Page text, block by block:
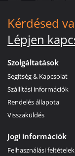
Kérdésed
Lépjen
Szolgáltatások
Segítség & Kapcsolat
Szállítási információk
Rendelés állapota
Visszaküldés
Jogi információk
Felhasználási feltételek